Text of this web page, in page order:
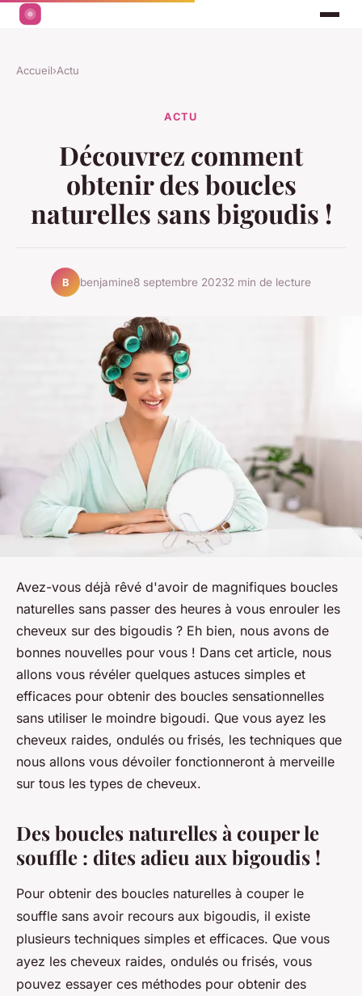
Accueil›Actu
ACTU
Découvrez comment
obtenir des boucles
naturelles sans bigoudis !
B benjamine8 septembre 20232 min de lecture
Avez-vous déjà rêvé d'avoir de magnifiques boucles
naturelles sans passer des heures à vous enrouler les
cheveux sur des bigoudis ? Eh bien, nous avons de
bonnes nouvelles pour vous ! Dans cet article, nous
allons vous révéler quelques astuces simples et
efficaces pour obtenir des boucles sensationnelles
sans utiliser le moindre bigoudi. Que vous ayez les
cheveux raides, ondulés ou frisés, les techniques que
nous allons vous dévoiler fonctionneront à merveille
sur tous les types de cheveux.
Des boucles naturelles à couper le
souffle : dites adieu aux bigoudis !
Pour obtenir des boucles naturelles à couper le
souffle sans avoir recours aux bigoudis, il existe
plusieurs techniques simples et efficaces. Que vous
ayez les cheveux raides, ondulés ou frisés, vous
pouvez essayer ces méthodes pour obtenir des